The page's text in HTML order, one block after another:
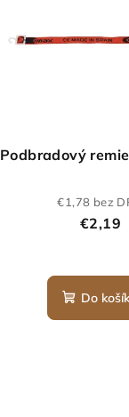
Podbradový
€1,78 bez
€2,19
Do